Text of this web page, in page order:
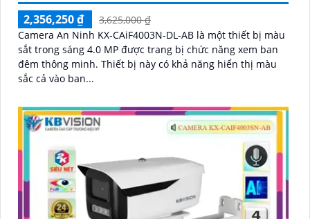
2,356,250 ₫
3,625,000 ₫
Camera An Ninh KX-CAiF4003N-DL-AB là một thiết bị màu
sắt trong sáng 4.0 MP được trang bị chức năng xem ban
đêm thông minh. Thiết bị này có khả năng hiển thị màu
sắc cả vào ban...